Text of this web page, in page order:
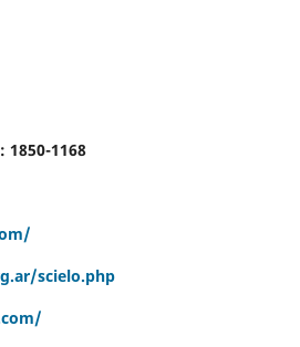
1850-1168
scielo.php